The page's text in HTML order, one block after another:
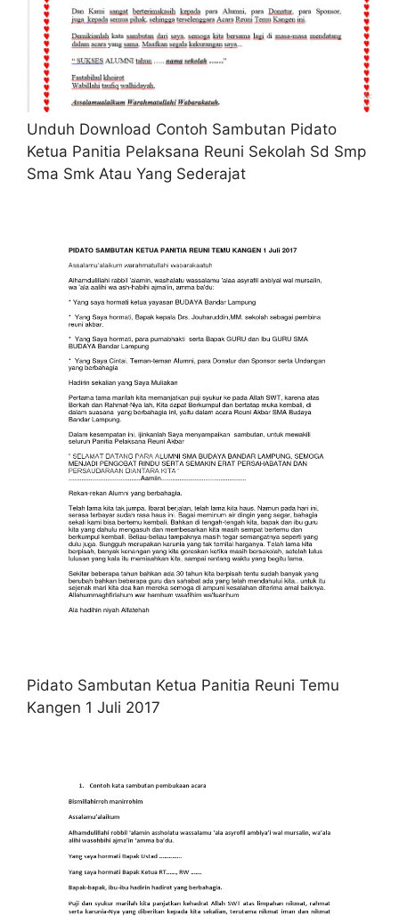
Unduh Download Contoh Sambutan Pidato
Ketua Panitia Pelaksana Reuni Sekolah Sd Smp
Sma Smk Atau Yang Sederajat
Pidato Sambutan Ketua Panitia Reuni Temu
Kangen 1 Juli 2017